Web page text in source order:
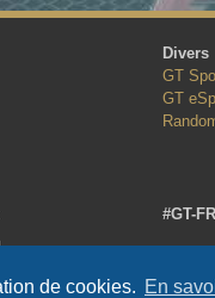
de cookies. En
Divers
GT
GT
#GT-